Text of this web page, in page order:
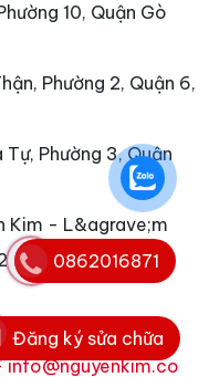
10, Quận Gò
Phường 2, Quận 6,
Phường 3, Quận
Kim - L&agrave;m
- Chủ Nhật</p>
Đăng ký sửa chữa
0862016871